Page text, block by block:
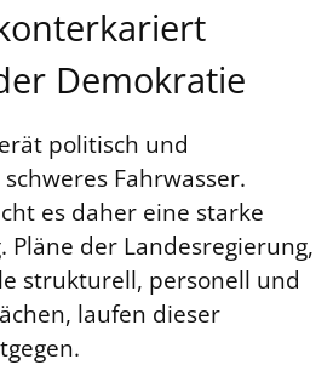
Demokratie
politisch und
Fahrwasser.
es daher eine starke
Pläne der Landesregierung,
strukturell, personell und
laufen dieser